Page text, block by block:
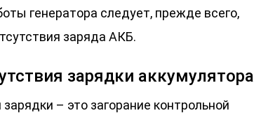
генератора следует, прежде всего,
заряда АКБ.
зарядки аккумулятора
– это загорание контрольной